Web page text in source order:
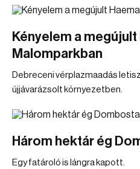
Kényelem a
Malomparkban
Debreceni vérplazmaadás
újjávarázsolt környezetben.
Három hektár ég
Egy fatároló is lángra kapott.